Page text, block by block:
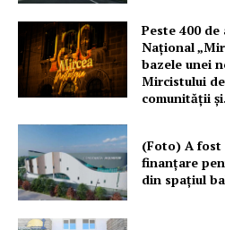
Peste 400
Național
bazele unei
Mircistului
comunității
(Foto) A fost
finanțare
din spațiul